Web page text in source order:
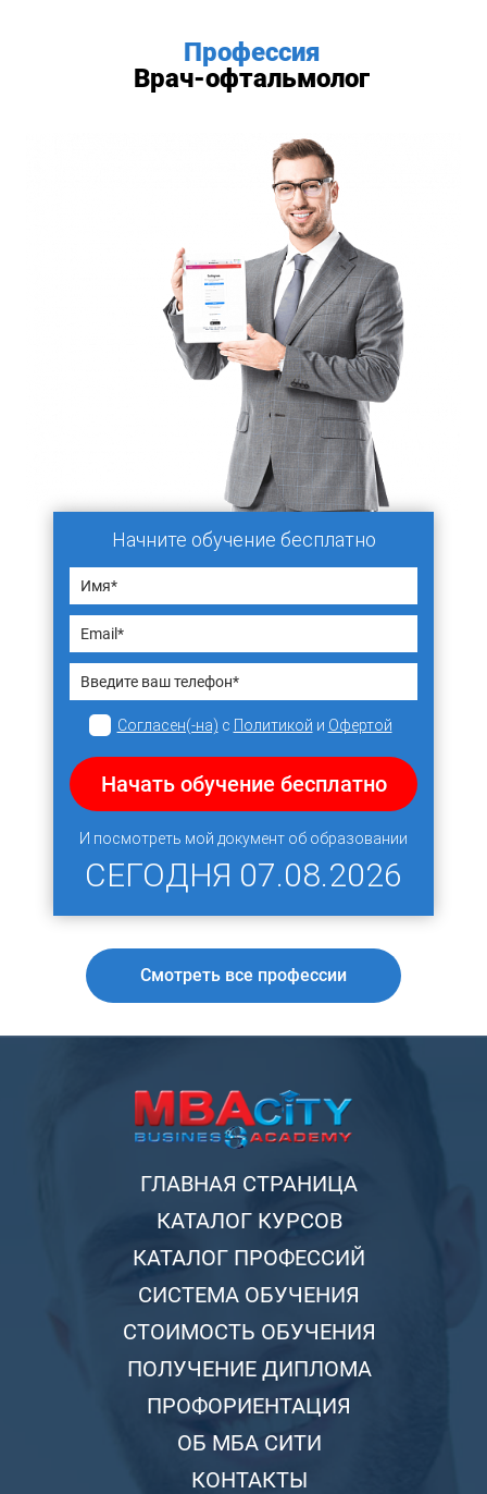
Профессия
Врач-офтальмолог
Начните обучение бесплатно
Согласен(-на) с Политикой и Офертой
Начать обучение бесплатно
И посмотреть мой документ об образовании
СЕГОДНЯ 07.08.2026
Смотреть все профессии
ГЛАВНАЯ СТРАНИЦА
КАТАЛОГ КУРСОВ
КАТАЛОГ ПРОФЕССИЙ
СИСТЕМА ОБУЧЕНИЯ
СТОИМОСТЬ ОБУЧЕНИЯ
ПОЛУЧЕНИЕ ДИПЛОМА
ПРОФОРИЕНТАЦИЯ
ОБ МБА СИТИ
КОНТАКТЫ